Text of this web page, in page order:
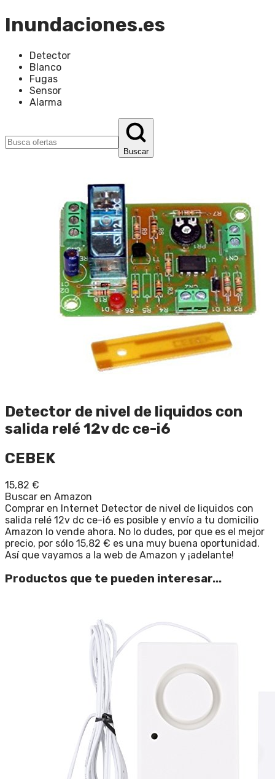
Inundaciones.es
Detector
Blanco
Fugas
Sensor
Alarma
Buscar
Detector de nivel de liquidos con
salida relé 12v dc ce-i6
CEBEK
15,82 €
Buscar en Amazon
Comprar en Internet Detector de nivel de liquidos con
salida relé 12v dc ce-i6 es posible y envío a tu domicilio
Amazon lo vende ahora. No lo dudes, por que es el mejor
precio, por sólo 15,82 € es una muy buena oportunidad.
Así que vayamos a la web de Amazon y ¡adelante!
Productos que te pueden interesar...